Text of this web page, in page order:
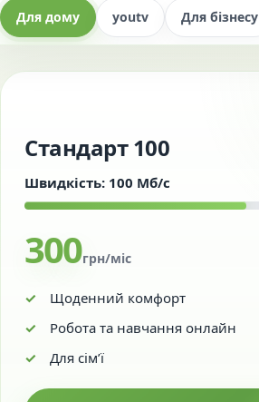
Для дому youtv Для бізнесу
Стандарт 100
Швидкість: 100 Мб/с
300грн/міс
Щоденний комфорт
Робота та навчання онлайн
Для сім’ї